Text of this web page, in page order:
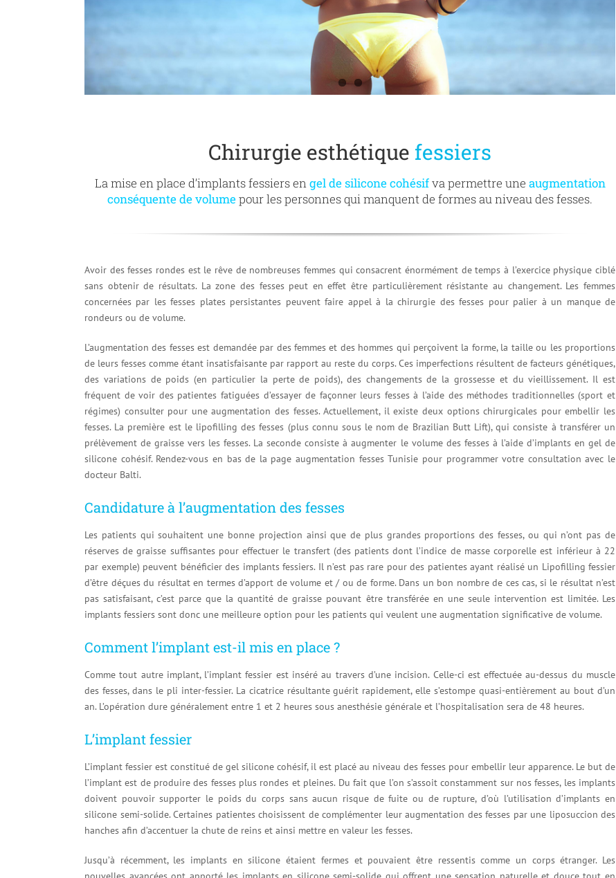
Chirurgie esthétique fessiers
La mise en place d’implants fessiers engel de silicone cohésifva permettre une augmentation
conséquente de volumepour les personnes qui manquent de formes au niveau des fesses.
Avoir des fesses rondes est le rêve de nombreuses femmes qui consacrent énormément de temps à l’exercice physique ciblé
sans obtenir de résultats. La zone des fesses peut en effet être particulièrement résistante au changement. Les femmes
concernées par les fesses plates persistantes peuvent faire appel à la chirurgie des fesses pour palier à un manque de
rondeurs ou de volume.
L’augmentation des fesses est demandée par des femmes et des hommes qui perçoivent la forme, la taille ou les proportions
de leurs fesses comme étant insatisfaisante par rapport au reste du corps. Ces imperfections résultent de facteurs génétiques,
des variations de poids (en particulier la perte de poids), des changements de la grossesse et du vieillissement. Il est
fréquent de voir des patientes fatiguées d’essayer de façonner leurs fesses à l’aide des méthodes traditionnelles (sport et
régimes) consulter pour une augmentation des fesses. Actuellement, il existe deux options chirurgicales pour embellir les
fesses. La première est le lipofilling des fesses (plus connu sous le nom de Brazilian Butt Lift), qui consiste à transférer un
prélèvement de graisse vers les fesses. La seconde consiste à augmenter le volume des fesses à l’aide d’implants en gel de
silicone cohésif. Rendez-vous en bas de la page augmentation fesses Tunisie pour programmer votre consultation avec le
docteur Balti.
Candidature à l’augmentation des fesses
Les patients qui souhaitent une bonne projection ainsi que de plus grandes proportions des fesses, ou qui n’ont pas de
réserves de graisse suffisantes pour effectuer le transfert (des patients dont l’indice de masse corporelle est inférieur à 22
par exemple) peuvent bénéficier des implants fessiers. Il n’est pas rare pour des patientes ayant réalisé un Lipofilling fessier
d’être déçues du résultat en termes d’apport de volume et / ou de forme. Dans un bon nombre de ces cas, si le résultat n’est
pas satisfaisant, c’est parce que la quantité de graisse pouvant être transférée en une seule intervention est limitée. Les
implants fessiers sont donc une meilleure option pour les patients qui veulent une augmentation significative de volume.
Comment l’implant est-il mis en place ?
Comme tout autre implant, l’implant fessier est inséré au travers d’une incision. Celle-ci est effectuée au-dessus du muscle
des fesses, dans le pli inter-fessier. La cicatrice résultante guérit rapidement, elle s’estompe quasi-entièrement au bout d’un
an. L’opération dure généralement entre 1 et 2 heures sous anesthésie générale et l’hospitalisation sera de 48 heures.
L’implant fessier
L’implant fessier est constitué de gel silicone cohésif, il est placé au niveau des fesses pour embellir leur apparence. Le but de
l’implant est de produire des fesses plus rondes et pleines. Du fait que l’on s’assoit constamment sur nos fesses, les implants
doivent pouvoir supporter le poids du corps sans aucun risque de fuite ou de rupture, d’où l’utilisation d’implants en
silicone semi-solide. Certaines patientes choisissent de complémenter leur augmentation des fesses par une liposuccion des
hanches afin d’accentuer la chute de reins et ainsi mettre en valeur les fesses.
Jusqu’à récemment, les implants en silicone étaient fermes et pouvaient être ressentis comme un corps étranger. Les